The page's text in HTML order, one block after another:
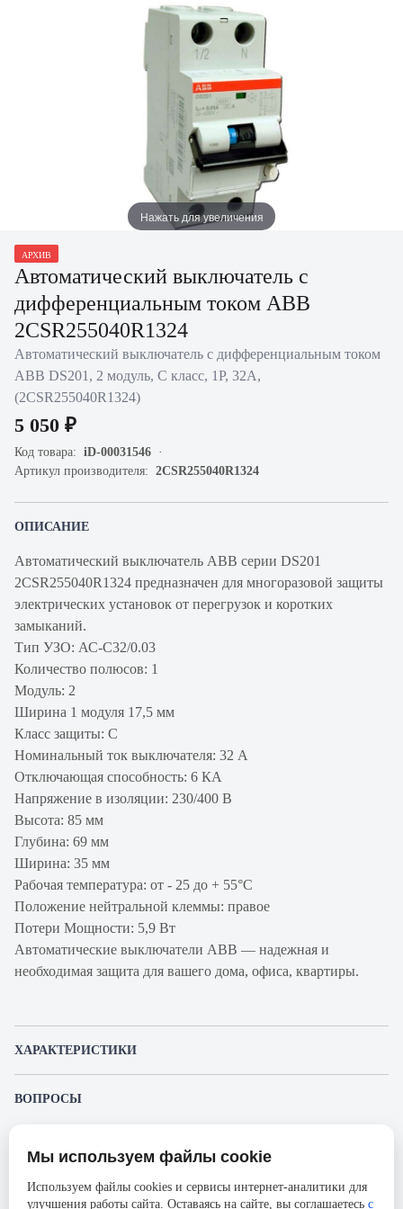
Нажать для увеличения
АРХИВ
Автоматический выключатель с
дифференциальным током ABB
2CSR255040R1324
Автоматический выключатель с дифференциальным током
ABB DS201, 2 модуль, C класс, 1P, 32А,
(2CSR255040R1324)
5 050 ₽
Код товара: iD-00031546
Артикул производителя: 2CSR255040R1324
ОПИСАНИЕ
Автоматический выключатель ABB серии DS201
2CSR255040R1324 предназначен для многоразовой защиты
электрических установок от перегрузок и коротких
замыканий.
Тип УЗО: АС-C32/0.03
Количество полюсов: 1
Модуль: 2
Ширина 1 модуля 17,5 мм
Класс защиты: С
Номинальный ток выключателя: 32 А
Отключающая способность: 6 КА
Напряжение в изоляции: 230/400 В
Высота: 85 мм
Глубина: 69 мм
Ширина: 35 мм
Рабочая температура: от - 25 до + 55°С
Положение нейтральной клеммы: правое
Потери Мощности: 5,9 Вт
Автоматические выключатели ABB — надежная и
необходимая защита для вашего дома, офиса, квартиры.
ХАРАКТЕРИСТИКИ
дифференциальным током
Производитель
ABB
ВОПРОСЫ
Представленные изображения и характеристики могут отличаться от реального
без предварительного уведомления. Компания АйДистрибьют не несёт
ответственности в случае не соответствия текущей модели товаров фотографиям,
Мы используем файлы cookie
Используем файлы cookies и сервисы интернет-аналитики для
улучшения работы сайта. Оставаясь на сайте, вы соглашаетесь с